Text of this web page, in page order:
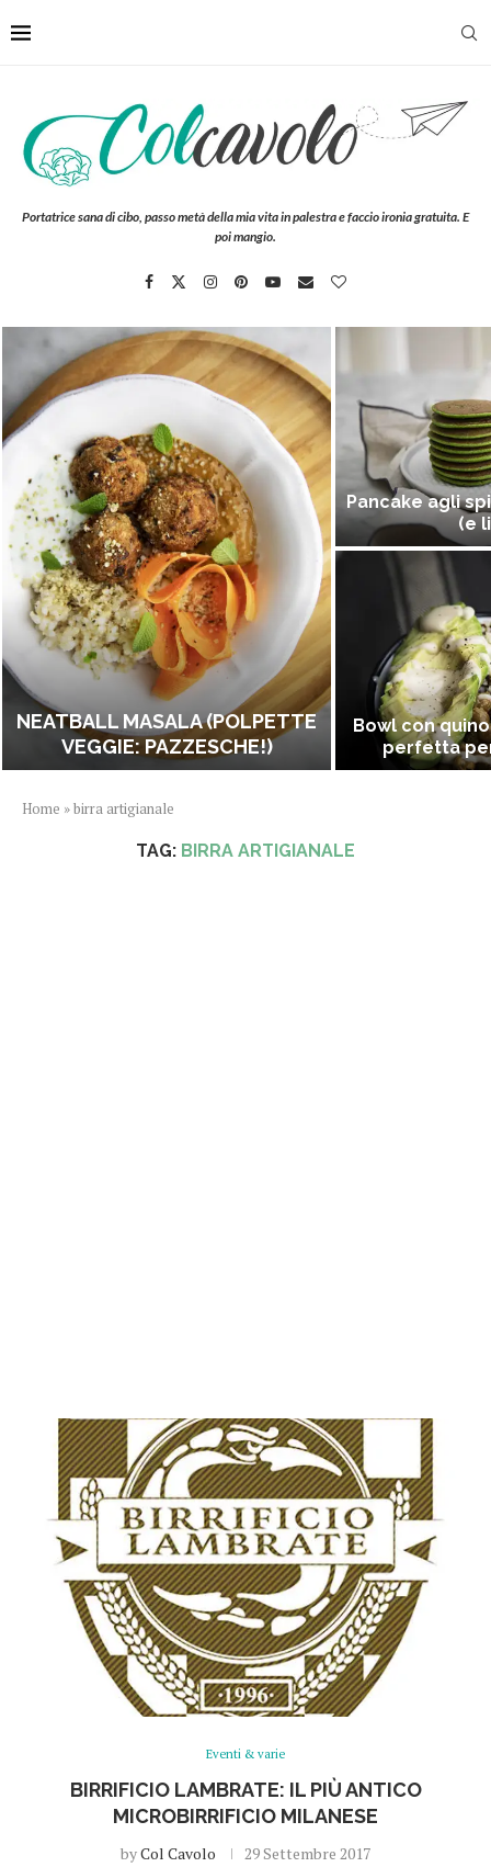
Portatrice sana di cibo, passo metà della mia vita in palestra e faccio ironia gratuita. E
poi mangio.
NEATBALL MASALA (POLPETTE
VEGGIE: PAZZESCHE!)
Pancake agli
(e
Bowl con
perfetta
Home »birra artigianale
TAG: BIRRA ARTIGIANALE
Eventi & varie
BIRRIFICIO LAMBRATE: IL PIÙ ANTICO
MICROBIRRIFICIO MILANESE
byCol Cavolo 29 Settembre 2017